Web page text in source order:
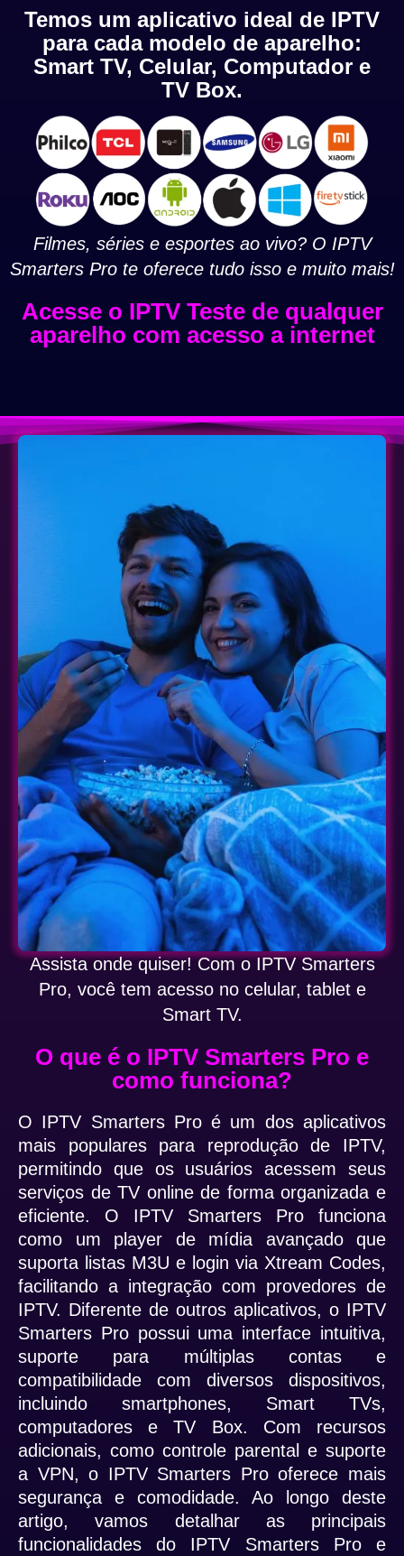
Temos um aplicativo ideal de IPTV
para cada modelo de aparelho:
Smart TV, Celular, Computador e
TV Box.
Filmes, séries e esportes ao vivo? O IPTV
Smarters Pro te oferece tudo isso e muito mais!
Acesse o IPTV Teste de qualquer
aparelho com acesso a internet
Assista onde quiser! Com o IPTV Smarters
Pro, você tem acesso no celular, tablet e
Smart TV.
O que é o IPTV Smarters Pro e
como funciona?
O IPTV Smarters Pro é um dos aplicativos
mais populares para reprodução de IPTV,
permitindo que os usuários acessem seus
serviços de TV online de forma organizada e
eficiente. O IPTV Smarters Pro funciona
como um player de mídia avançado que
suporta listas M3U e login via Xtream Codes,
facilitando a integração com provedores de
IPTV. Diferente de outros aplicativos, o IPTV
Smarters Pro possui uma interface intuitiva,
suporte para múltiplas contas e
compatibilidade com diversos dispositivos,
incluindo smartphones, Smart TVs,
computadores e TV Box. Com recursos
adicionais, como controle parental e suporte
a VPN, o IPTV Smarters Pro oferece mais
segurança e comodidade. Ao longo deste
artigo, vamos detalhar as principais
funcionalidades do IPTV Smarters Pro e